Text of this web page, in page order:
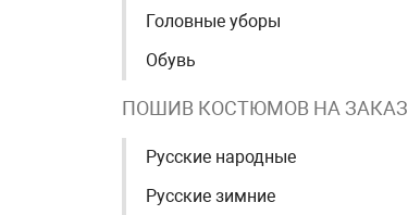
Головные уборы
Обувь
ПОШИВ КОСТЮМОВ НА ЗАКАЗ
Русские народные
Русские зимние